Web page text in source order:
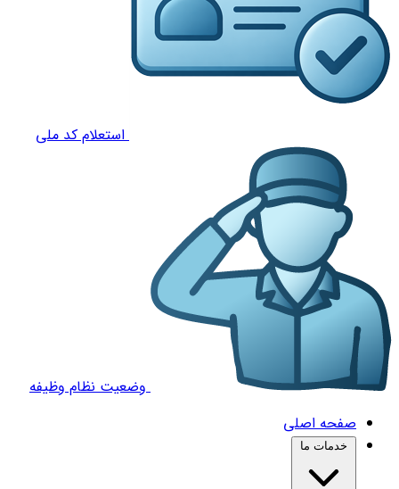
استعلام کد ملی
وضعیت نظام وظیفه
صفحه اصلی
خدمات ما